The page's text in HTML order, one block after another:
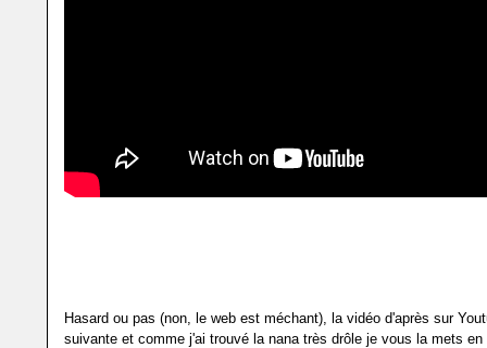
Hasard ou pas (non, le web est méchant), la vidéo d'après sur
suivante et comme j'ai trouvé la nana très drôle je vous la mets en